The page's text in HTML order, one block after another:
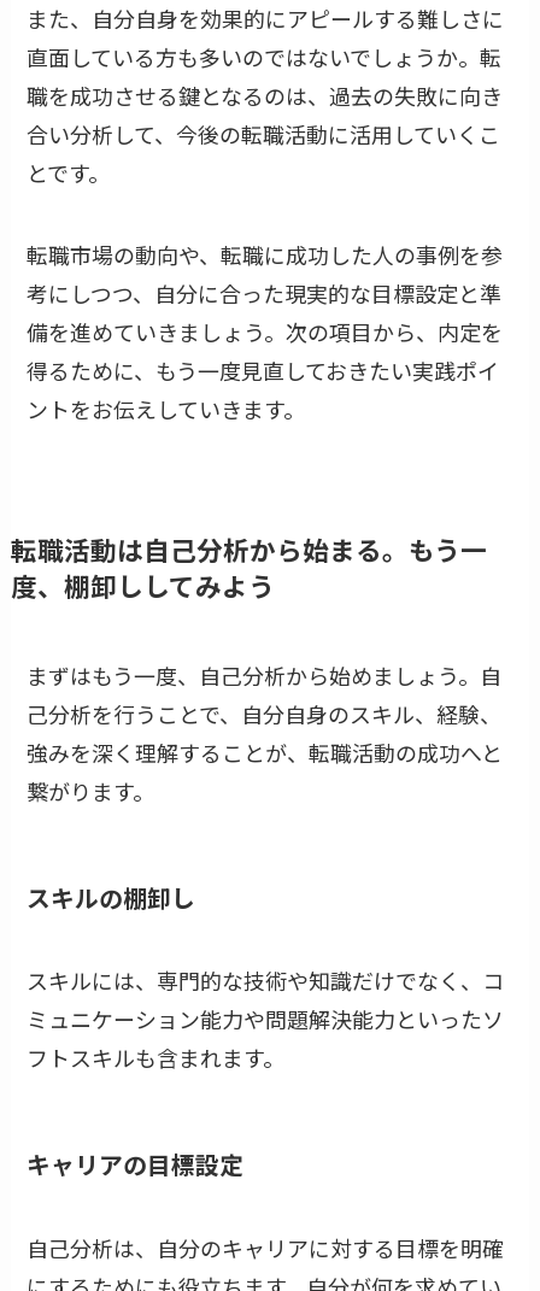
また、自分自身を効果的にアピールする難しさに
直面している方も多いのではないでしょうか。転
職を成功させる鍵となるのは、過去の失敗に向き
合い分析して、今後の転職活動に活用していくこ
とです。
転職市場の動向や、転職に成功した人の事例を参
考にしつつ、自分に合った現実的な目標設定と準
備を進めていきましょう。次の項目から、内定を
得るために、もう一度見直しておきたい実践ポイ
ントをお伝えしていきます。
転職活動は自己分析から始まる。もう一
度、棚卸ししてみよう
まずはもう一度、自己分析から始めましょう。自
己分析を行うことで、自分自身のスキル、経験、
強みを深く理解することが、転職活動の成功へと
繋がります。
スキルの棚卸し
スキルには、専門的な技術や知識だけでなく、コ
ミュニケーション能力や問題解決能力といったソ
フトスキルも含まれます。
キャリアの目標設定
自己分析は、自分のキャリアに対する目標を明確